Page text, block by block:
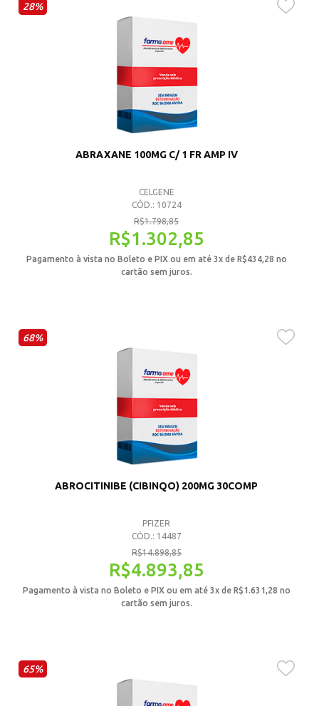
28%
ABRAXANE 100MG C/ 1 FR AMP IV
CELGENE
CÓD.: 10724
R$1.798,85
R$1.302,85
Pagamento à vista no Boleto e PIX ou em até 3x de R$434,28 no
cartão sem juros.
68%
ABROCITINIBE (CIBINQO) 200MG 30COMP
PFIZER
CÓD.: 14487
R$14.898,85
R$4.893,85
Pagamento à vista no Boleto e PIX ou em até 3x de R$1.631,28 no
cartão sem juros.
65%